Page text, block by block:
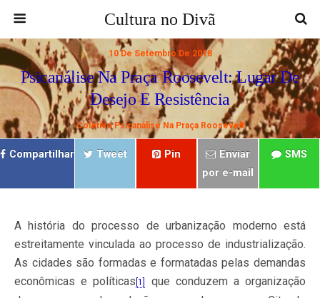
Cultura no Divã
10 De Setembro De 2018
Psicanálise Na Praça Roosevelt: Lugar De
Desejo E Resistência
Coletivo Psicanálise Na Praça Roosevelt
Compartilhar Tweet Pin
Enviar
por e-mail
SMS
A história do processo de urbanização moderno está
estreitamente vinculada ao processo de industrialização.
As cidades são formadas e formatadas pelas demandas
econômicas e políticas[1]
que conduzem a organização